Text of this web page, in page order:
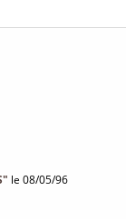
le 08/05/96